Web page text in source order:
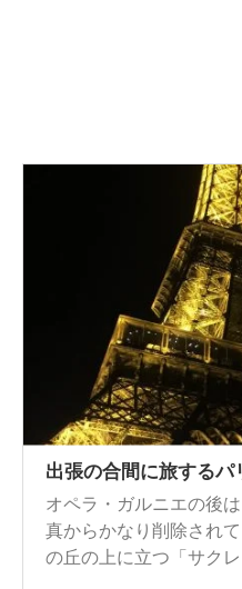
出張の合間に旅する
オペラ・ガルニエの後
真からかなり削除され
の丘の上に立つ「サク